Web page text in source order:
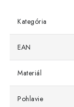
Kategória
EAN
Materiál
Pohlavie